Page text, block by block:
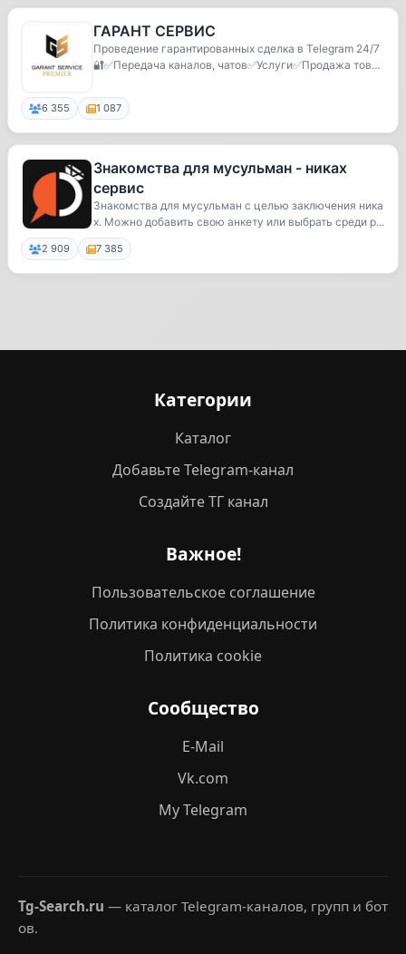
ГАРАНТ СЕРВИС
Проведение гарантированных сделка в Telegram 24/7
🔐✅Передача каналов, чатов✅Услуги✅Продажа товар
6 355 1 087
Знакомства для мусульман - никах
сервис
Знакомства для мусульман с целью заключения ника
х. Можно добавить свою анкету или выбрать среди р...
2 909 7 385
Категории
Каталог
Добавьте Telegram-канал
Создайте ТГ канал
Важное!
Пользовательское соглашение
Политика конфиденциальности
Политика cookie
Сообщество
E-Mail
Vk.com
My Telegram
Tg-Search.ru — каталог Telegram-каналов, групп и бот
ов.